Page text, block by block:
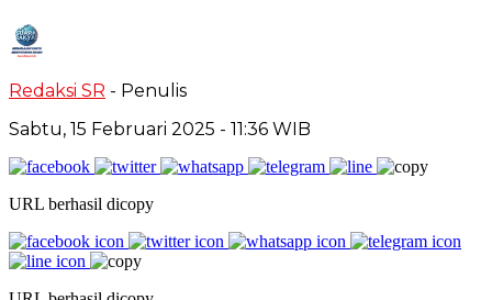
Redaksi SR - Penulis
Sabtu, 15 Februari 2025 - 11:36 WIB
URL berhasil dicopy